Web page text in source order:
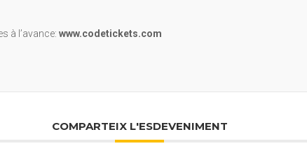
à l’avance: www.codetickets.com
COMPARTEIX L'ESDEVENIMENT